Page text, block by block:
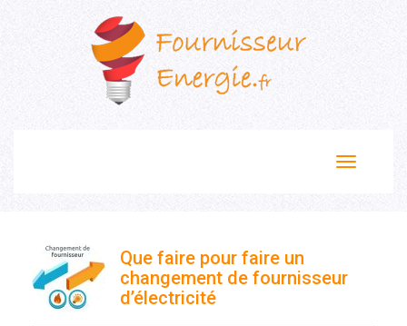
Toggle
Que faire pour faire un
changement de fournisseur
d’électricité